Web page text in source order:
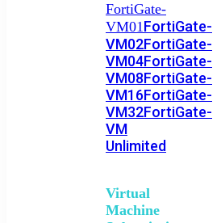
FortiGate-
VM01FortiGate-
VM02FortiGate-
VM04FortiGate-
VM08FortiGate-
VM16FortiGate-
VM32FortiGate-
VM
Unlimited
Virtual
Machine